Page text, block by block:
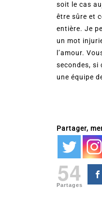
soit le cas
être sûre et
entière. Je
un mot
l’amour.
secondes, si
une équipe
Partager,
54
Partages